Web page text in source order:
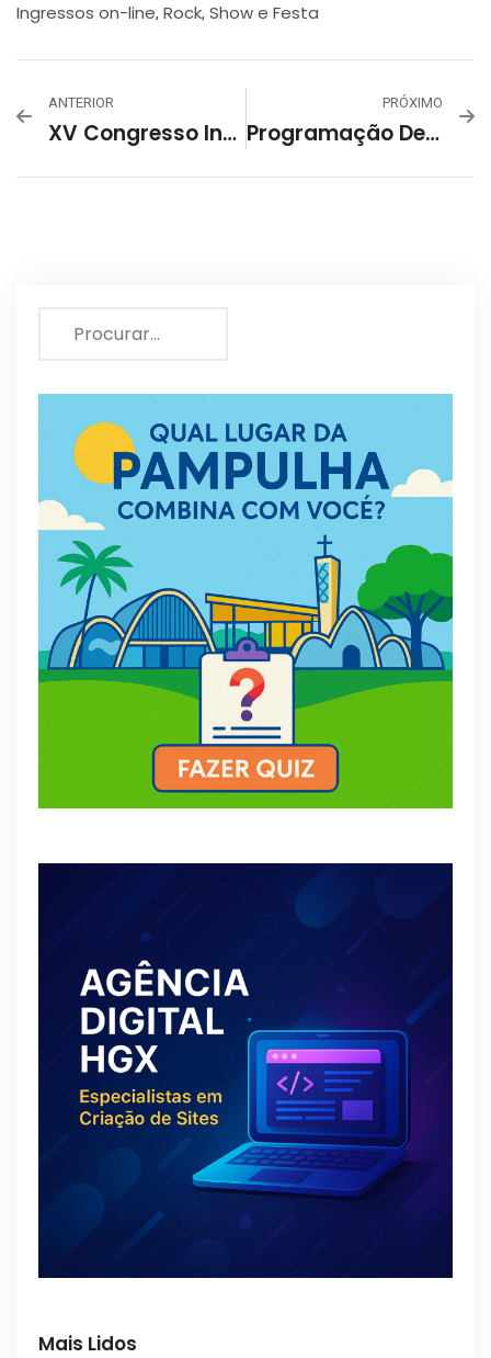
Ingressos on-line, Rock, Show e Festa
ANTERIOR
XV Congresso Internacional De Odontologia De Minas Gerais – CIOMG 2024
PRÓXIMO
Programação De Setembro 2024 – Centro Cultural Pampulha
Mais Lidos